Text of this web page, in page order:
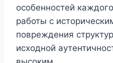
особенностей
работы с
повреждения
исходной